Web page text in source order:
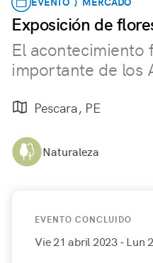
Exposición de
El acontecimiento
importante de los
Pescara, PE
Naturaleza
EVENTO CONCLUIDO
Vie 21 abril 2023- Lun